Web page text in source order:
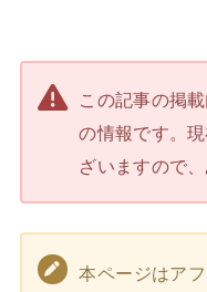
この記事の掲載
の情報です。
ざいますので
本ページはア